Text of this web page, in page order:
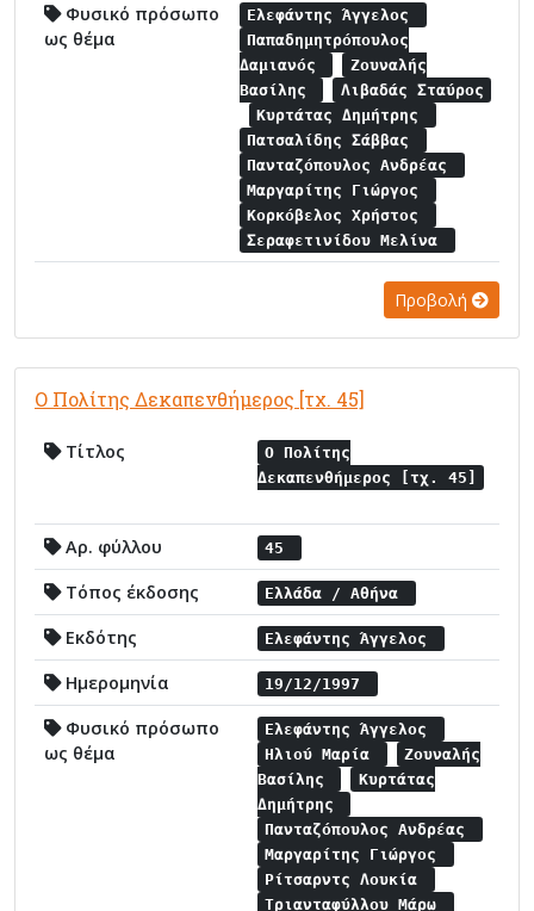
Φυσικό πρόσωπο
ως θέμα
Ελεφάντης Άγγελος
Παπαδημητρόπουλος
Δαμιανός
Ζουναλής
Βασίλης
Λιβαδάς Σταύρος
Κυρτάτας Δημήτρης
Πατσαλίδης Σάββας
Πανταζόπουλος Ανδρέας
Μαργαρίτης Γιώργος
Κορκόβελος Χρήστος
Σεραφετινίδου Μελίνα
Προβολή
Ο Πολίτης Δεκαπενθήμερος [τχ. 45]
Τίτλος
Ο Πολίτης
Δεκαπενθήμερος [τχ. 45]
Αρ. φύλλου 45
Τόπος έκδοσης Ελλάδα / Αθήνα
Εκδότης Ελεφάντης Άγγελος
Ημερομηνία 19/12/1997
Φυσικό πρόσωπο
ως θέμα
Ελεφάντης Άγγελος
Ηλιού Μαρία
Ζουναλής
Βασίλης
Κυρτάτας
Δημήτρης
Πανταζόπουλος Ανδρέας
Μαργαρίτης Γιώργος
Ρίτσαρντς Λουκία
Τριανταφύλλου Μάρω